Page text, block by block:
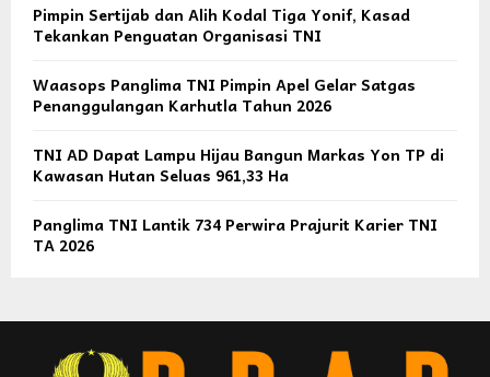
Pimpin Sertijab dan Alih Kodal Tiga Yonif, Kasad
Tekankan Penguatan Organisasi TNI
Waasops Panglima TNI Pimpin Apel Gelar Satgas
Penanggulangan Karhutla Tahun 2026
TNI AD Dapat Lampu Hijau Bangun Markas Yon TP di
Kawasan Hutan Seluas 961,33 Ha
Panglima TNI Lantik 734 Perwira Prajurit Karier TNI
TA 2026